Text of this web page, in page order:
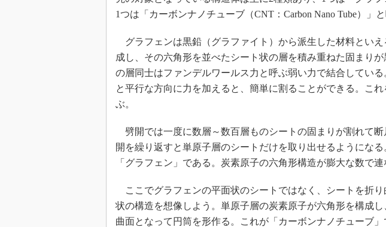
1つは「カーボンナノチューブ（CNT：Carbon Nano Tube）」
グラフェンは黒鉛（グラファイト）から派生した材料とい
成し、その六角形を並べたシート状の層を積み重ねた固まり
の層同士はファンデルワールス力と呼ぶ弱い力で結合してい
と平行な方向に力を加えると、簡単に割ることができる。こ
ぶ。
劈開では一度に数層～数百層ものシートの固まりが割れて
開を繰り返すと単原子層のシートだけを取り出せるようにな
「グラフェン」である。炭素原子の六角形構造が膨大な数で連
ここでグラフェンの平面状のシートではなく、シートを折
状の構造を想像しよう。単原子層の炭素原子が六角形を構成
曲面となって円筒を形作る。これが「カーボンナノチューブ」